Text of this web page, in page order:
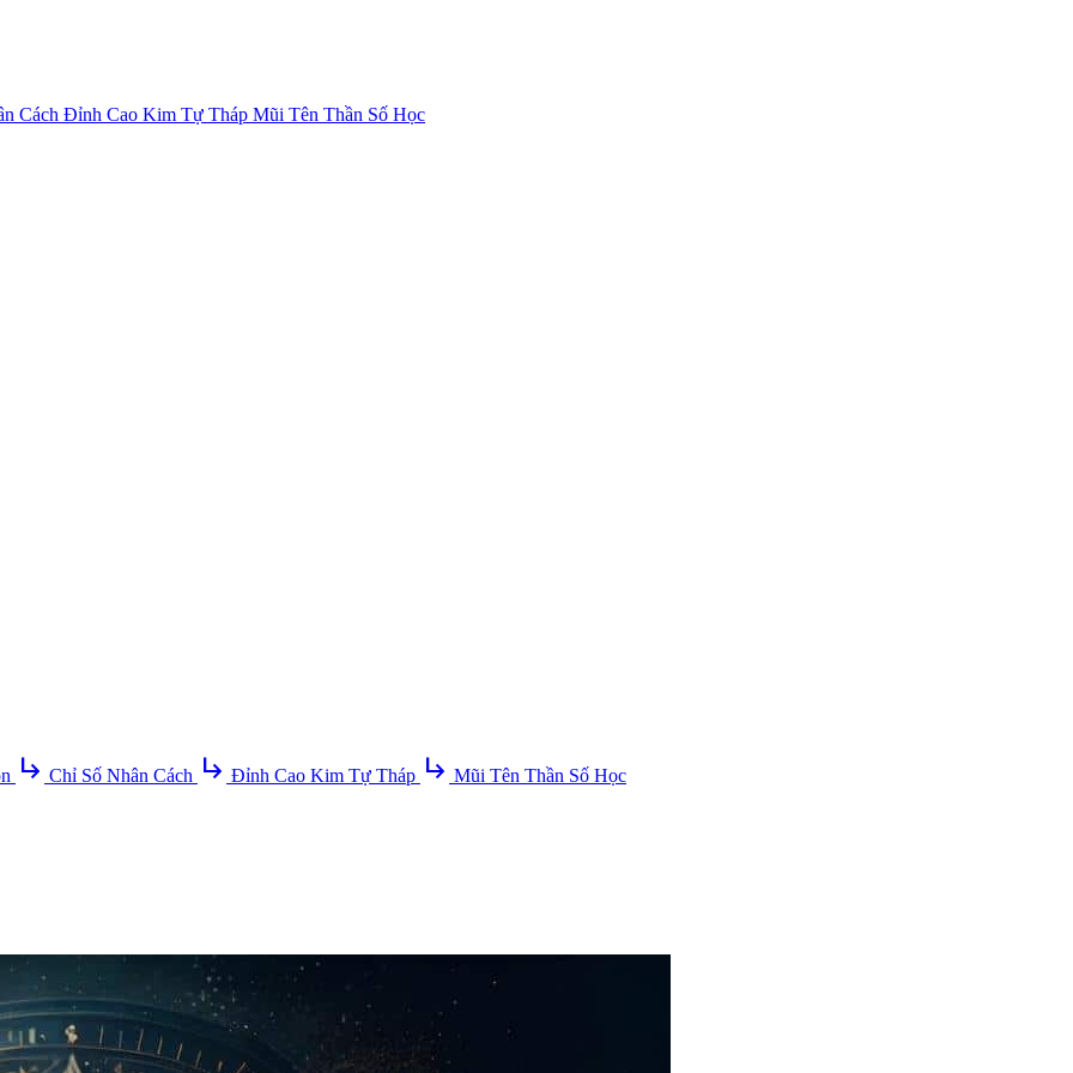
Cách Đỉnh Cao Kim Tự Tháp Mũi Tên Thần Số Học
subdirectory_arrow_right Chỉ Số Nhân Cách subdirectory_arrow_right Đỉnh Cao Kim Tự Tháp subdirectory_arrow_right Mũi Tên Thần Số Học